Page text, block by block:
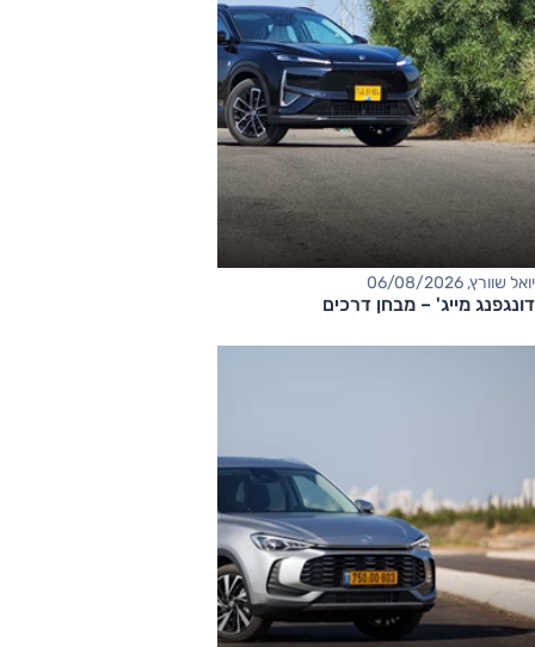
יואל שוורץ, 06/08/2026
דונגפנג מייג' – מבחן דרכים